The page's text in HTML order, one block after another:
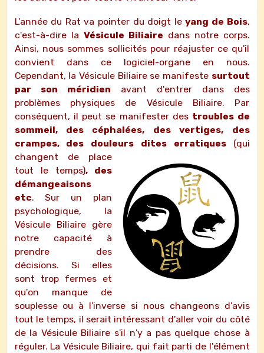
L'année du Rat va pointer du doigt leyang de Bois,
c'est-à-dire la Vésicule Biliaire dans notre corps.
Ainsi, nous sommes sollicités pour réajuster ce qu'il
convient dans ce logiciel-organe en nous.
Cependant, la Vésicule Biliaire se manifeste surtout
par son méridien avant d'entrer dans des
problèmes physiques de Vésicule Biliaire. Par
conséquent, il peut se manifester des troubles de
sommeil, des céphalées, des vertiges, des
crampes, des douleurs dites erratiques (qui
changent de place
tout le temps), des
démangeaisons
etc. Sur un plan
psychologique, la
Vésicule Biliaire gère
notre capacité à
prendre des
décisions. Si elles
sont trop fermes et
qu'on manque de
souplesse ou à l'inverse si nous changeons d'avis
tout le temps, il serait intéressant d'aller voir du côté
de la Vésicule Biliaire s'il n'y a pas quelque chose à
réguler. La Vésicule Biliaire, qui fait parti de l'élément